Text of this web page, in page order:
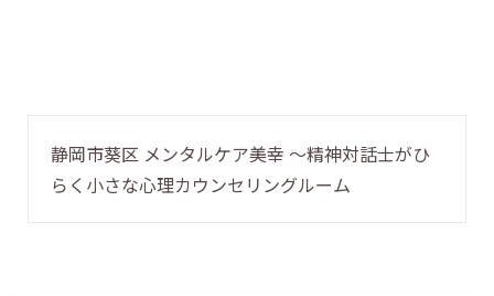
静岡市葵区 メンタルケア美幸 〜精神対話士がひ
らく小さな心理カウンセリングルーム